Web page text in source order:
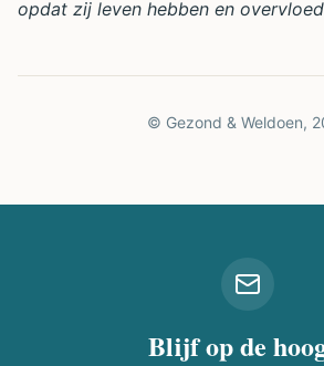
opdat zij leven hebben en
© Gezond & Weldoen,
Blijf op de